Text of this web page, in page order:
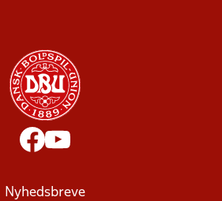
Nyhedsbreve